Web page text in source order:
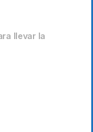
llevar la